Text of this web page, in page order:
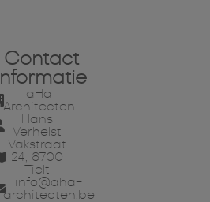
Contact
Informatie
aHa
Architecten
Hans
Verhelst
Vakstraat
24, 8700
Tielt
info@aha-
architecten.be